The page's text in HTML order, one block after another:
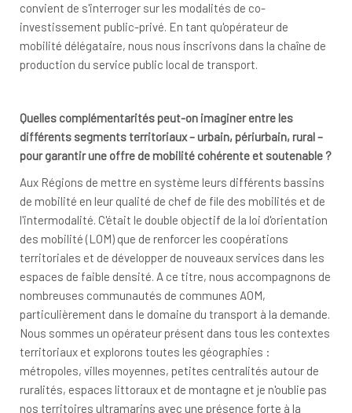
convient de s'interroger sur les modalités de co-
investissement public-privé. En tant qu'opérateur de
mobilité délégataire, nous nous inscrivons dans la chaîne de
production du service public local de transport.
Quelles complémentarités peut-on imaginer entre les
différents segments territoriaux – urbain, périurbain, rural –
pour garantir une offre de mobilité cohérente et soutenable ?
Aux Régions de mettre en système leurs différents bassins
de mobilité en leur qualité de chef de file des mobilités et de
l'intermodalité. C'était le double objectif de la loi d'orientation
des mobilité (LOM) que de renforcer les coopérations
territoriales et de développer de nouveaux services dans les
espaces de faible densité. A ce titre, nous accompagnons de
nombreuses communautés de communes AOM,
particulièrement dans le domaine du transport à la demande.
Nous sommes un opérateur présent dans tous les contextes
territoriaux et explorons toutes les géographies :
métropoles, villes moyennes, petites centralités autour de
ruralités, espaces littoraux et de montagne et je n'oublie pas
nos territoires ultramarins avec une présence forte à la